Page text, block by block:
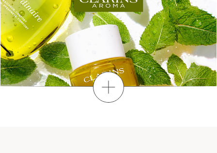
더보기